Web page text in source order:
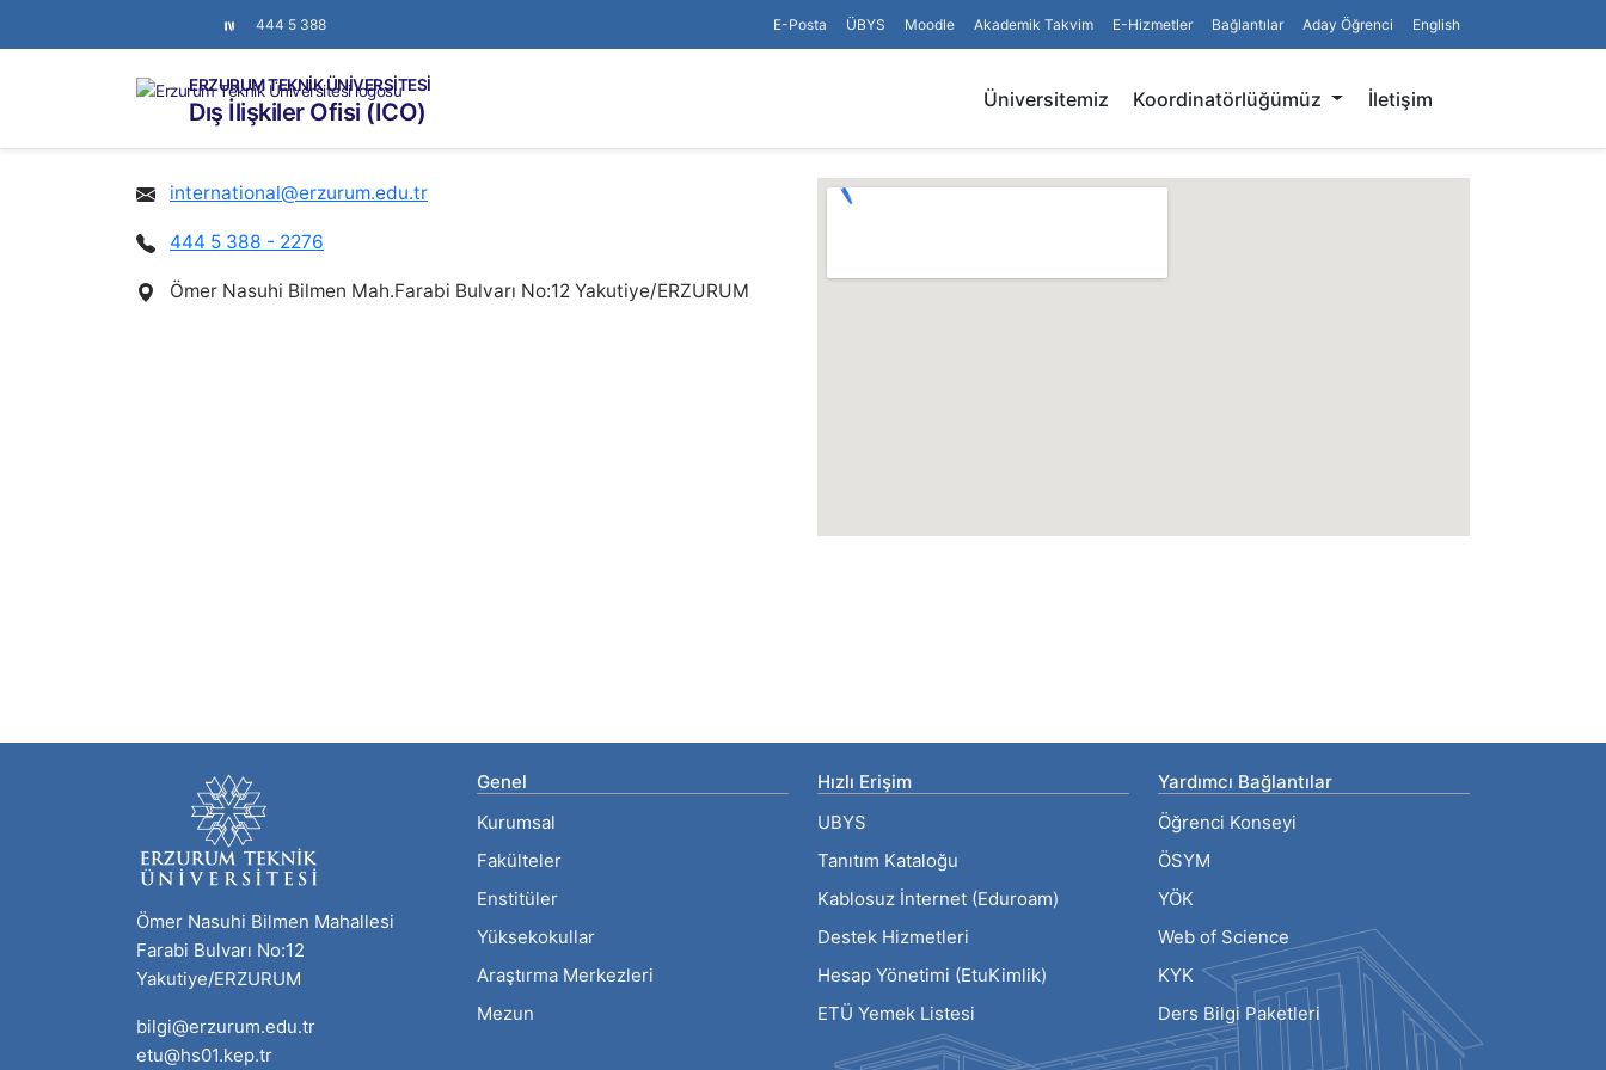
444 5 388 E-Posta ÜBYS Moodle Akademik Takvim E-Hizmetler Bağlantılar Aday Öğrenci English
ERZURUM TEKNİK ÜNİVERSİTESİ
Dış İlişkiler Ofisi (ICO) Üniversitemiz Koordinatörlüğümüz İletişim
international@erzurum.edu.tr
444 5 388 - 2276
Ömer Nasuhi Bilmen Mah.Farabi Bulvarı No:12 Yakutiye/ERZURUM
Ömer Nasuhi Bilmen Mahallesi
Farabi Bulvarı No:12
Yakutiye/ERZURUM
bilgi@erzurum.edu.tr
etu@hs01.kep.tr
Genel
Kurumsal
Fakülteler
Enstitüler
Yüksekokullar
Araştırma Merkezleri
Mezun
Hızlı Erişim
UBYS
Tanıtım Kataloğu
Kablosuz İnternet (Eduroam)
Destek Hizmetleri
Hesap Yönetimi (EtuKimlik)
ETÜ Yemek Listesi
Yardımcı Bağlantılar
Öğrenci Konseyi
ÖSYM
YÖK
Web of Science
KYK
Ders Bilgi Paketleri